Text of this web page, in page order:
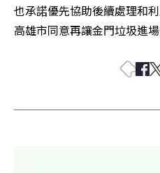
也承諾優先協助後續處理和
高雄市同意再讓金門垃圾進